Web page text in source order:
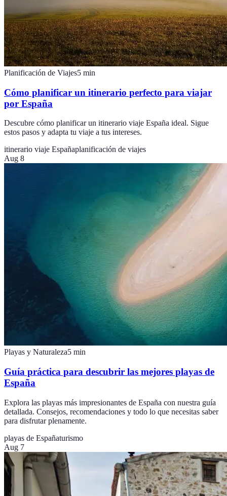
Planificación de Viajes5 min
Cómo planificar un itinerario perfecto para viajar
por España
Descubre cómo planificar un itinerario viaje España ideal. Sigue
estos pasos y adapta tu viaje a tus intereses.
itinerario viaje Españaplanificación de viajes
Aug 8
Playas y Naturaleza5 min
Guía práctica para descubrir las mejores playas de
España
Explora las playas más impresionantes de España con nuestra guía
detallada. Consejos, recomendaciones y todo lo que necesitas saber
para disfrutar plenamente.
playas de Españaturismo
Aug 7